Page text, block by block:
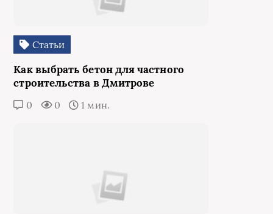
Статьи
Как выбрать бетон для частного
строительства в Дмитрове
0 0 1 мин.